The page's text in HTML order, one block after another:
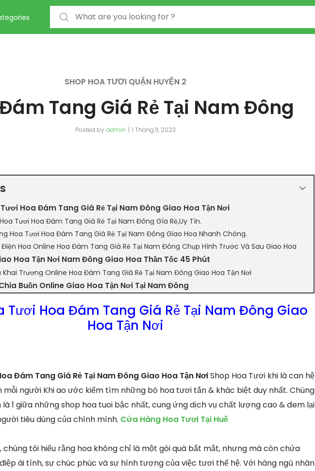
Search for:
SHOP HOA TƯƠI QUẬN HUYỆN 2
Tang Giá Rẻ Tại Nam Đông
Posted by admin 1 Tháng 11, 2023
Hoa Đám Tang Giá Rẻ Tại Nam Đông Giao Hoa Tận Nơi
Tươi Hoa Đám Tang Giá Rẻ Tại Nam Đông Gía Rẻ,Uy Tín.
Hoa Tươi Hoa Đám Tang Giá Rẻ Tại Nam Đông Giao Hoa Nhanh Chóng.
Hoa Online Hoa Đám Tang Giá Rẻ Tại Nam Đông Chụp Hình Trước Và Sau Giao Hoa
Hoa Tận Nơi Nam Đông Giao Hoa Thần Tốc 45 Phút
Trương Online Hoa Đám Tang Giá Rẻ Tại Nam Đông Giao Hoa Tận Nơi
Buồn Online Giao Hoa Tận Nơi Tại Nam Đông
Tươi Hoa Đám Tang Giá Rẻ Tại Nam Đông Giao
Hoa Tận Nơi
Đám Tang Giá Rẻ Tại Nam Đông Giao Hoa Tận NơiShop Hoa Tươi khi là can hệ
mỗi người Khi ao ước kiếm tìm những bó hoa tươi tắn & khác biệt duy nhất. Chúng
là 1 giữa những shop hoa tuoi bậc nhất, cung ứng dịch vụ chất lượng cao & đem lại
tiêu dùng của chính mình. Cửa Hàng Hoa Tươi Tại Huế
chúng tôi hiểu rằng hoa không chỉ là một gói quà bắt mắt, nhưng mà còn chứa
ái tình, sự chúc phúc và sự hình tượng của việc tươi thế hệ. Với hàng ngũ nhân